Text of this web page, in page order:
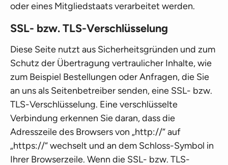
oder eines Mitgliedstaats verarbeitet werden.
SSL- bzw. TLS-Verschlüsselung
Diese Seite nutzt aus Sicherheitsgründen und zum
Schutz der Übertragung vertraulicher Inhalte, wie
zum Beispiel Bestellungen oder Anfragen, die Sie
an uns als Seitenbetreiber senden, eine SSL- bzw.
TLS-Verschlüsselung. Eine verschlüsselte
Verbindung erkennen Sie daran, dass die
Adresszeile des Browsers von „http://“ auf
„https://“ wechselt und an dem Schloss-Symbol in
Ihrer Browserzeile. Wenn die SSL- bzw. TLS-